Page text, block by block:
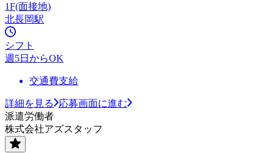
1F(面接地)
北長岡駅
シフト
週5日からOK
交通費支給
詳細を見る
応募画面に進む
派遣労働者
株式会社アズスタッフ